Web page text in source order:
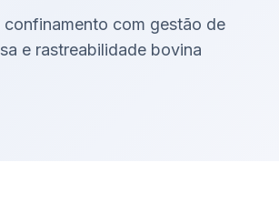
com gestão de
e rastreabilidade bovina